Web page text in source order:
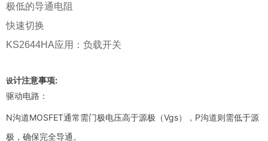
极低的导通电阻
快速切换
KS2644HA应用：负载开关
设计注意事项:
驱动电路：
N沟道MOSFET通常需门极电压高于源极（Vgs），P沟道则需低于源
极，确保完全导通。